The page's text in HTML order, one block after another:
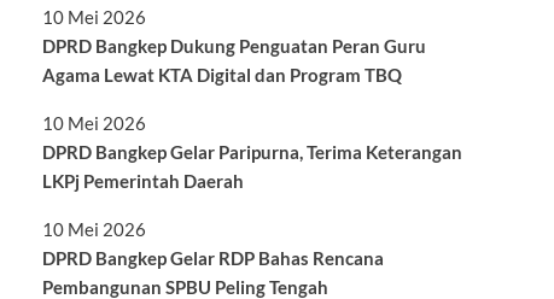
10 Mei 2026
DPRD Bangkep Dukung Penguatan Peran Guru
Agama Lewat KTA Digital dan Program TBQ
10 Mei 2026
DPRD Bangkep Gelar Paripurna, Terima Keterangan
LKPj Pemerintah Daerah
10 Mei 2026
DPRD Bangkep Gelar RDP Bahas Rencana
Pembangunan SPBU Peling Tengah